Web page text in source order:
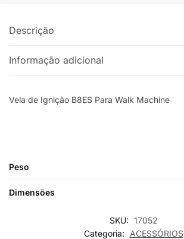
Descrição
Informação adicional
Vela de Ignição B8ES Para Walk Machine
Peso
Dimensões
SKU: 17052
Categoria:
ACESSÓRIOS